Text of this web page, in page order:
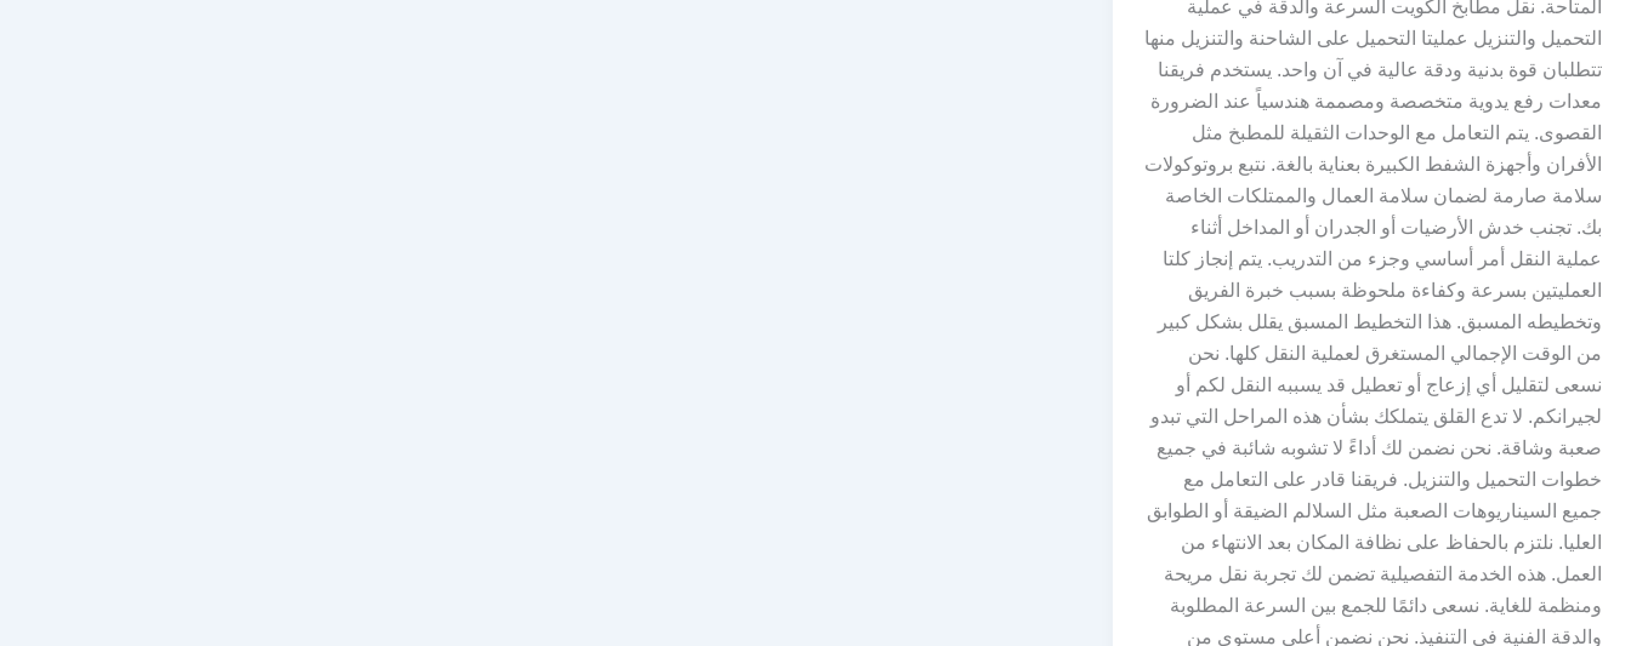
المتاحة. نقل مطابخ الكويت السرعة والدقة في عملية
التحميل والتنزيل عمليتا التحميل على الشاحنة والتنزيل منها
تتطلبان قوة بدنية ودقة عالية في آن واحد. يستخدم فريقنا
معدات رفع يدوية متخصصة ومصممة هندسياً عند الضرورة
القصوى. يتم التعامل مع الوحدات الثقيلة للمطبخ مثل
الأفران وأجهزة الشفط الكبيرة بعناية بالغة. نتبع بروتوكولات
سلامة صارمة لضمان سلامة العمال والممتلكات الخاصة
بك. تجنب خدش الأرضيات أو الجدران أو المداخل أثناء
عملية النقل أمر أساسي وجزء من التدريب. يتم إنجاز كلتا
العمليتين بسرعة وكفاءة ملحوظة بسبب خبرة الفريق
وتخطيطه المسبق. هذا التخطيط المسبق يقلل بشكل كبير
من الوقت الإجمالي المستغرق لعملية النقل كلها. نحن
نسعى لتقليل أي إزعاج أو تعطيل قد يسببه النقل لكم أو
لجيرانكم. لا تدع القلق يتملكك بشأن هذه المراحل التي تبدو
صعبة وشاقة. نحن نضمن لك أداءً لا تشوبه شائبة في جميع
خطوات التحميل والتنزيل. فريقنا قادر على التعامل مع
جميع السيناريوهات الصعبة مثل السلالم الضيقة أو الطوابق
العليا. نلتزم بالحفاظ على نظافة المكان بعد الانتهاء من
العمل. هذه الخدمة التفصيلية تضمن لك تجربة نقل مريحة
ومنظمة للغاية. نسعى دائمًا للجمع بين السرعة المطلوبة
والدقة الفنية في التنفيذ. نحن نضمن أعلى مستوى من